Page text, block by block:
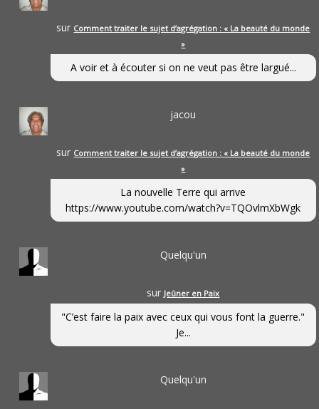
sur Comment traiter le sujet d’agrégation : « La beauté du monde
»
A voir et à écouter si on ne veut pas être largué...
jacou
sur Comment traiter le sujet d’agrégation : « La beauté du monde
»
La nouvelle Terre qui arrive
https://www.youtube.com/watch?v=TQOvlmXbWgk
Quelqu'un
sur Jeûner en Paix
"C’est faire la paix avec ceux qui vous font la guerre."
Je...
Quelqu'un